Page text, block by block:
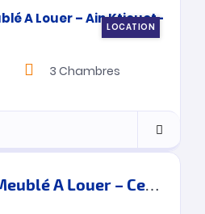
LOCATION
3 Chambres
Appartement Meublé A Louer – Centre De Ville – Tanger